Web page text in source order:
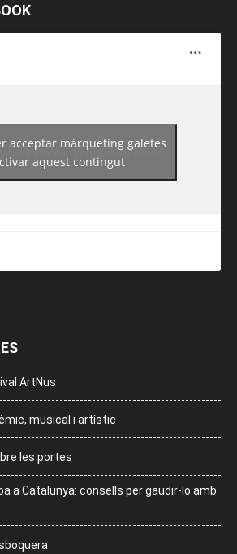
guiadereus/
acceptar màrqueting galetes
aquest contingut
ArtNus
musical i artístic
les portes
a Catalunya: consells per gaudir-lo amb